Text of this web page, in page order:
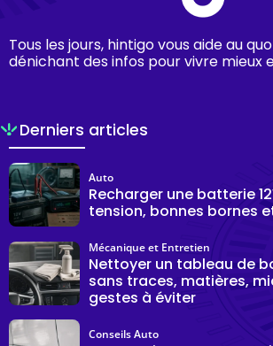
Tous les jours, hintigo vous aide au
dénichant des infos pour vivre mieux
Derniers articles
Recharger une batterie
tension, bonnes bornes
Auto
Nettoyer un tableau de
sans traces, matières,
gestes à éviter
Mécanique et Entretien
Conseils Auto